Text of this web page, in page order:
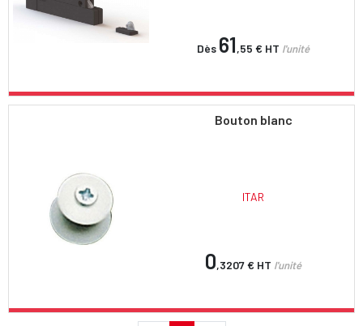
Dès 61,55 € HT l'unité
Bouton blanc
ITAR
0,3207 € HT l'unité